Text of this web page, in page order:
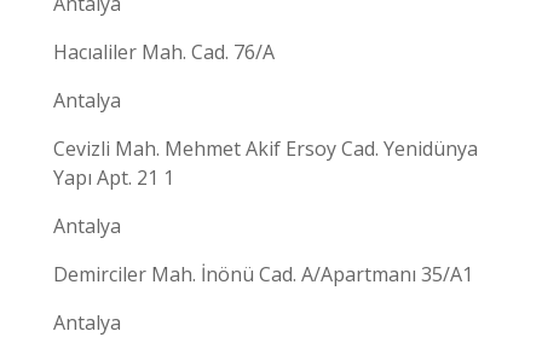
Hacıaliler Mah. Cad. 76/A
Antalya
Cevizli Mah. Mehmet Akif Ersoy Cad. Yenidünya
Yapı Apt. 21 1
Antalya
Demirciler Mah. İnönü Cad. A/Apartmanı 35/A1
Antalya